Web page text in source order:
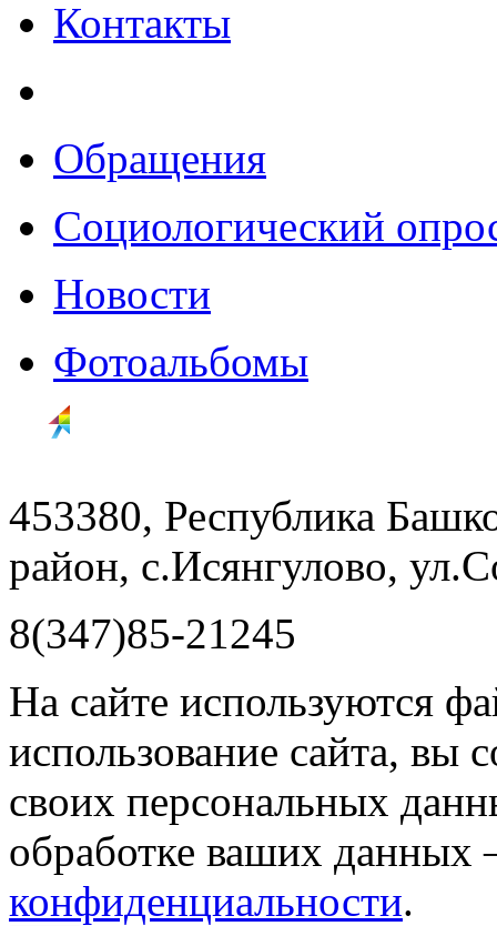
Контакты
Обращения
Социологический
Новости
Фотоальбомы
453380, Республика
район, с.Исянгулово,
8(347)85-21245
На сайте используются
использование сайта, вы
своих персональных
обработке ваших данных
конфиденциальности.